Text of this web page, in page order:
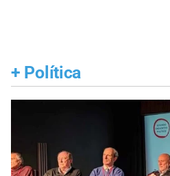
+ Política